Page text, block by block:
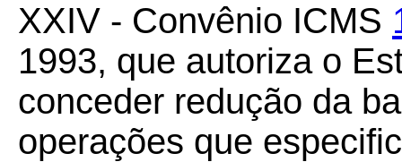
XXIV - Convênio ICMS
1993, que autoriza o
conceder redução da
operações que